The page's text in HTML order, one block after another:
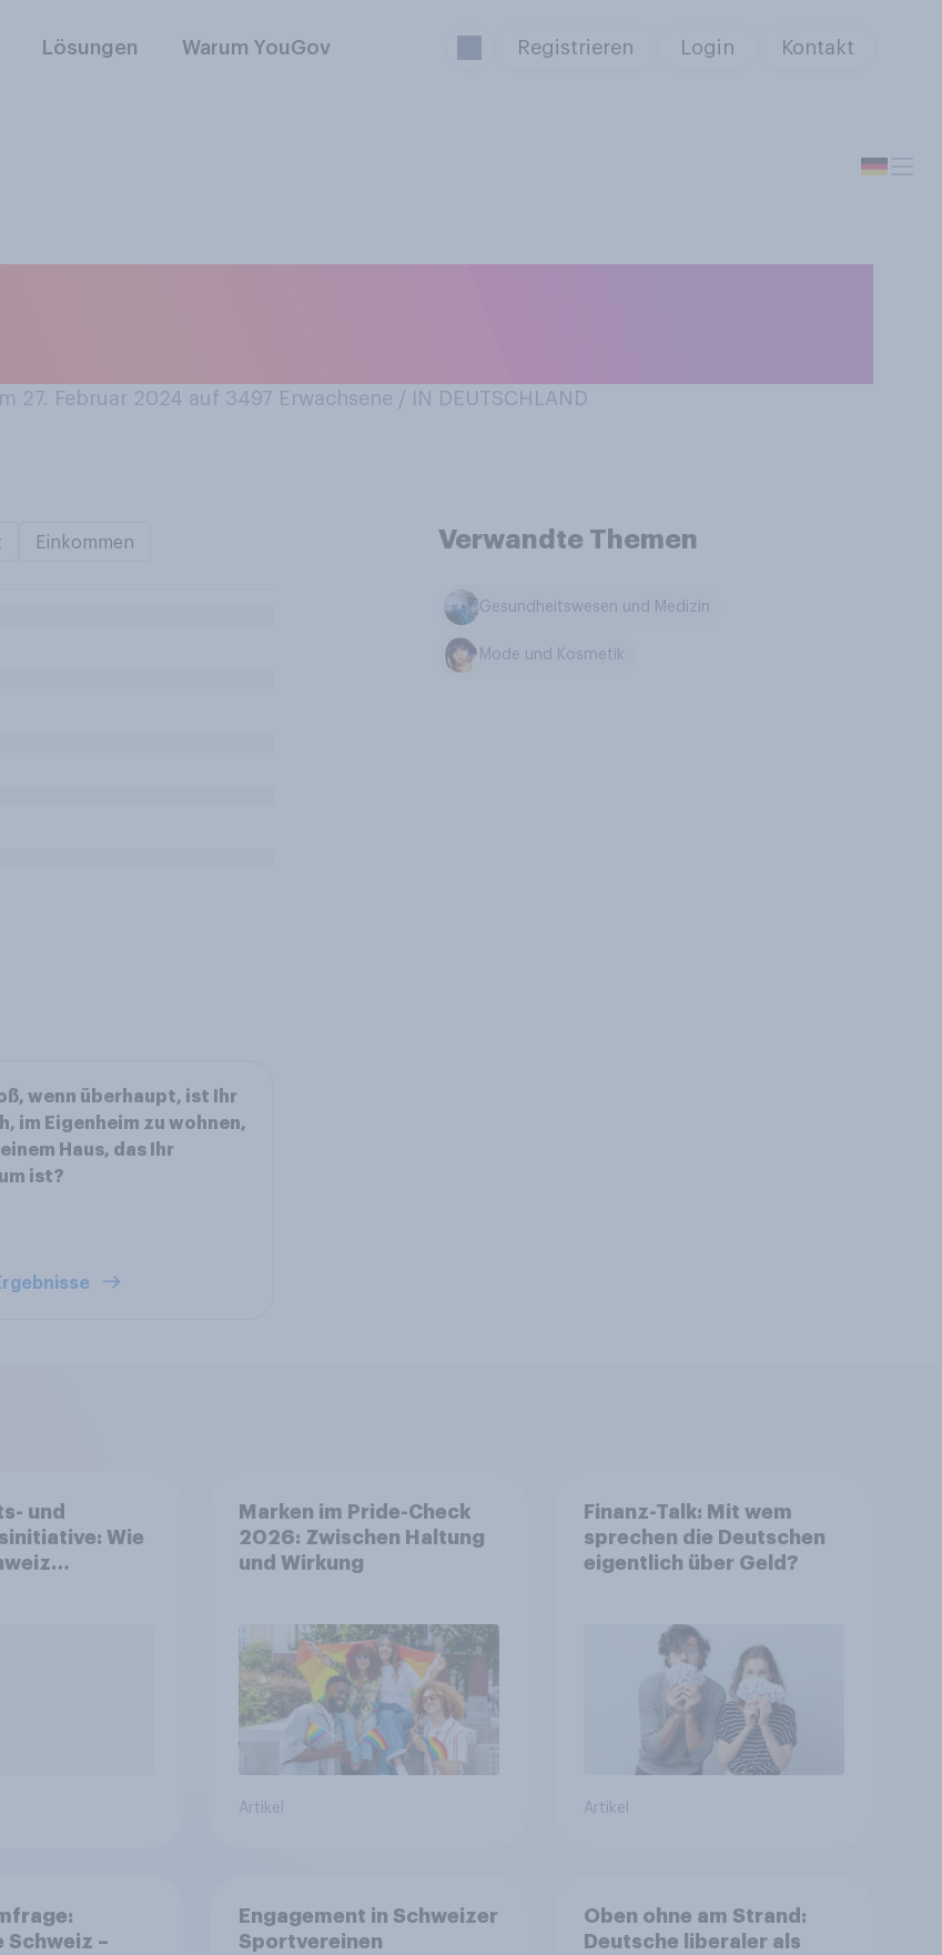
Lösungen Warum YouGov Registrieren Login Kontakt
27. Februar 2024 auf 3497 Erwachsene / IN DEUTSCHLAND
Einkommen Verwandte Themen
Gesundheitswesen und Medizin
Mode und Kosmetik
wenn überhaupt, ist Ihr
im Eigenheim zu wohnen,
Haus, das Ihr
ist?
und
Wie
Marken im Pride-Check
2026: Zwischen Haltung
und Wirkung
Artikel
Finanz-Talk: Mit wem
sprechen die Deutschen
eigentlich über Geld?
Artikel
Schweiz –
Engagement in Schweizer
Sportvereinen
Oben ohne am Strand:
Deutsche liberaler als